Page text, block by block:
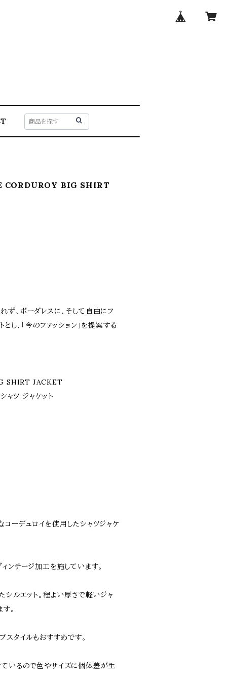
CORDUROY BIG SHIRT
、ボーダレスに、そして自由にフ
し、「今のファッション」を提案する
SHIRT JACKET
ャツ ジャケット
ーデュロイを使用したシャツジャケ
ンテージ加工を施しています。
シルエット。程よい厚さで軽いジャ
。
スタイルもおすすめです。
いるので色やサイズに個体差が生